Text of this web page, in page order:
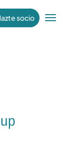
T
socio